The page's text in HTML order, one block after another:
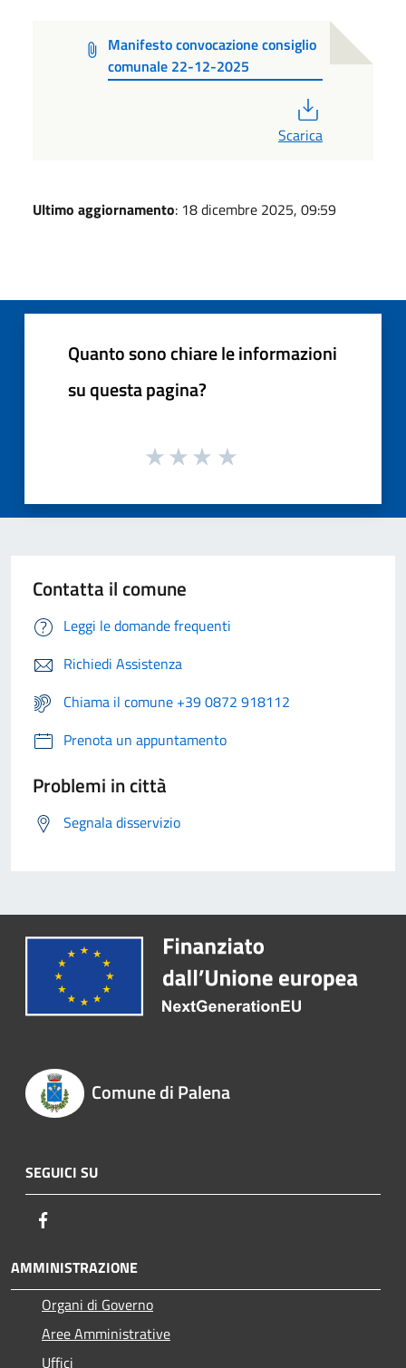
Manifesto convocazione consiglio
comunale 22-12-2025
Scarica
Ultimo aggiornamento: 18 dicembre 2025, 09:59
Quanto sono chiare le informazioni
su questa pagina?
Contatta il comune
Leggi le domande frequenti
Richiedi Assistenza
Chiama il comune +39 0872 918112
Prenota un appuntamento
Problemi in città
Segnala disservizio
Comune di Palena
SEGUICI SU
AMMINISTRAZIONE
Organi di Governo
Aree Amministrative
Uffici